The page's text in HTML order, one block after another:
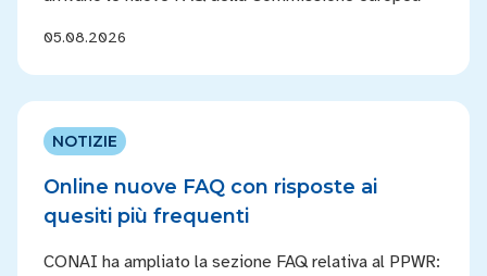
05.08.2026
NOTIZIE
Online nuove FAQ con risposte ai
quesiti più frequenti
CONAI ha ampliato la sezione FAQ relativa al PPWR: